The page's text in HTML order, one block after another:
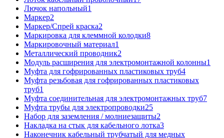
Лючок напольный1
Маркер2
Маркер/Спрей краска2
Маркировка для клеммной колодки8
Маркировочный материал1
Металлический проводник2
Модуль расширения для электромонтажной колонны1
Муфта для гофрированных пластиковых труб4
Муфта резьбовая для гофрированных пластиковых
труб1
Муфта соединительная для электромонтажных труб7
Муфта трубы для электропроводки25
Набор для заземления / молниезащиты2
Накладка на стык для кабельного лотка3
Наконечник кабельный трубчатый для медных